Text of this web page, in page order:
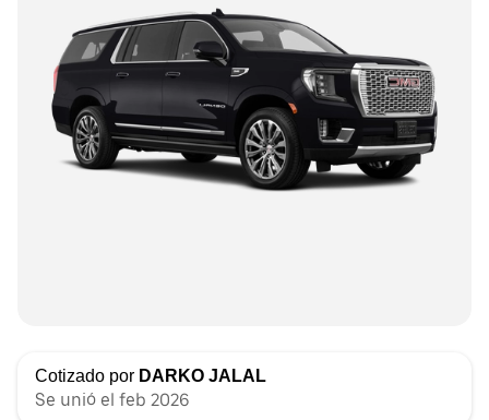
Cotizado por DARKO JALAL
Se unió el feb 2026